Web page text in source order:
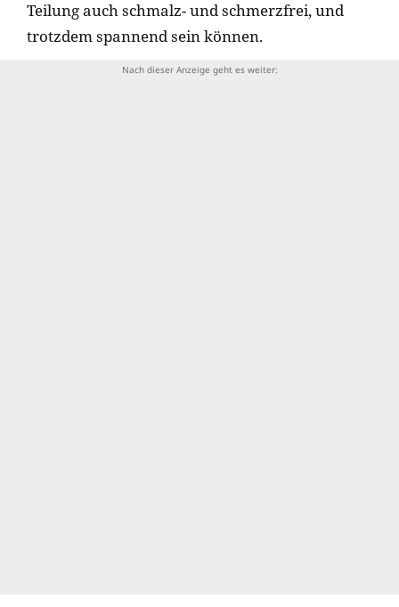
Teilung auch schmalz- und schmerzfrei, und
trotzdem spannend sein können.